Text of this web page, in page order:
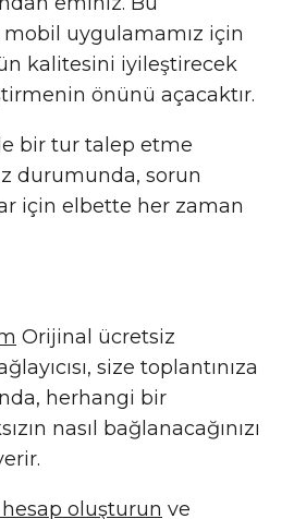
uygulamamız için
kalitesini iyileştirecek
önünü açacaktır.
bir tur talep etme
durumunda, sorun
için elbette her zaman
Orijinal ücretsiz
size toplantınıza
herhangi bir
nasıl bağlanacağınızı
oluşturun ve